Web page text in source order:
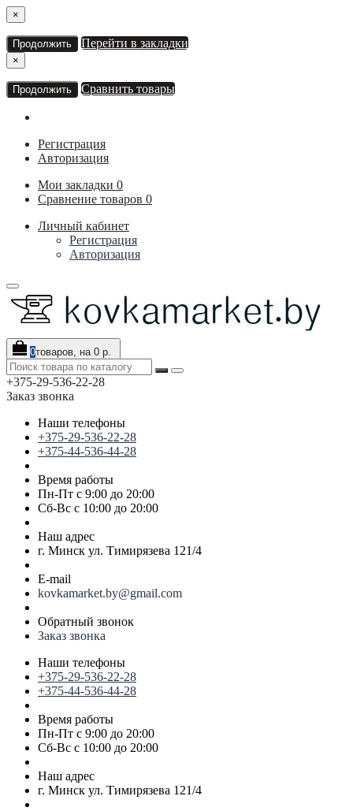
×
Продолжить Перейти в закладки
×
Продолжить Сравнить товары
Регистрация
Авторизация
Мои закладки 0
Сравнение товаров 0
Личный кабинет
Регистрация
Авторизация
0товаров, на 0 р.
+375-29-536-22-28
Заказ звонка
Наши телефоны
+375-29-536-22-28
+375-44-536-44-28
Время работы
Пн-Пт с 9:00 до 20:00
Сб-Вс с 10:00 до 20:00
Наш адрес
г. Минск ул. Тимирязева 121/4
E-mail
kovkamarket.by@gmail.com
Обратный звонок
Заказ звонка
Наши телефоны
+375-29-536-22-28
+375-44-536-44-28
Время работы
Пн-Пт с 9:00 до 20:00
Сб-Вс с 10:00 до 20:00
Наш адрес
г. Минск ул. Тимирязева 121/4